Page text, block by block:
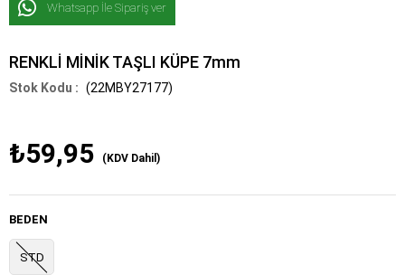
Whatsapp İle Sipariş ver
RENKLİ MİNİK TAŞLI KÜPE 7mm
(22MBY27177)
₺59,95 (KDV Dahil)
BEDEN
STD